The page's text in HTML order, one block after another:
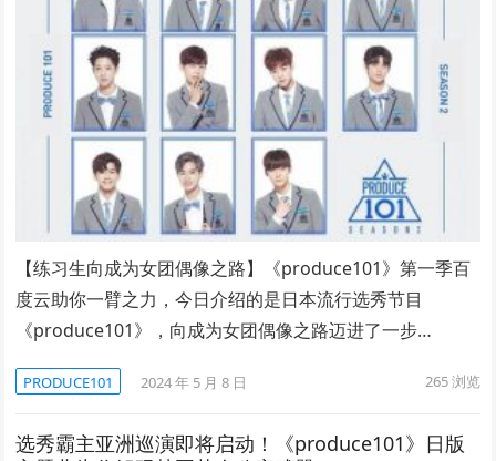
【练习生向成为女团偶像之路】《produce101》第一季百
度云助你一臂之力，今日介绍的是日本流行选秀节目
《produce101》，向成为女团偶像之路迈进了一步…
PRODUCE101 2024 年 5 月 8 日 265浏览
选秀霸主亚洲巡演即将启动！《produce101》日版